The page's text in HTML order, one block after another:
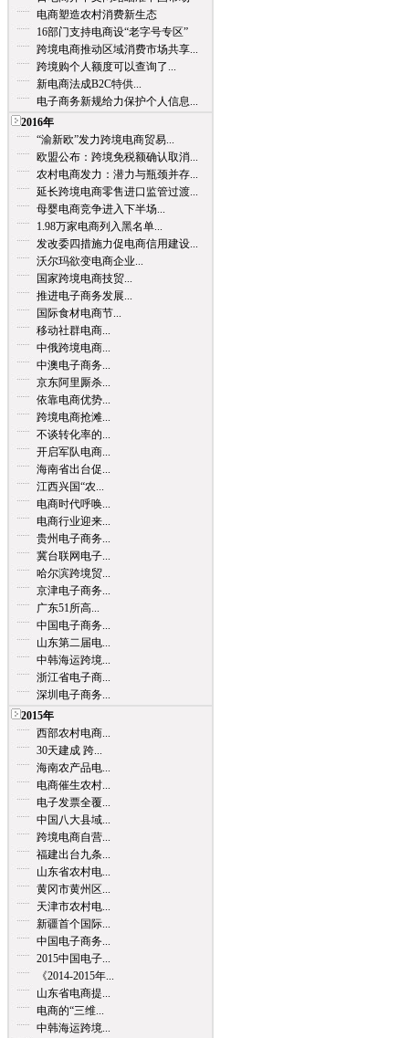
电商塑造农村消费新生态
16部门支持电商设“老字号专区”
跨境电商推动区域消费市场共享...
跨境购个人额度可以查询了...
新电商法成B2C特供...
电子商务新规给力保护个人信息...
2016年
“渝新欧”发力跨境电商贸易...
欧盟公布：跨境免税额确认取消...
农村电商发力：潜力与瓶颈并存...
延长跨境电商零售进口监管过渡...
母婴电商竞争进入下半场...
1.98万家电商列入黑名单...
发改委四措施力促电商信用建设...
沃尔玛欲变电商企业...
国家跨境电商技贸...
推进电子商务发展...
国际食材电商节...
移动社群电商...
中俄跨境电商...
中澳电子商务...
京东阿里厮杀...
依靠电商优势...
跨境电商抢滩...
不谈转化率的...
开启军队电商...
海南省出台促...
江西兴国“农...
电商时代呼唤...
电商行业迎来...
贵州电子商务...
冀台联网电子...
哈尔滨跨境贸...
京津电子商务...
广东51所高...
中国电子商务...
山东第二届电...
中韩海运跨境...
浙江省电子商...
深圳电子商务...
2015年
西部农村电商...
30天建成 跨...
海南农产品电...
电商催生农村...
电子发票全覆...
中国八大县域...
跨境电商自营...
福建出台九条...
山东省农村电...
黄冈市黄州区...
天津市农村电...
新疆首个国际...
中国电子商务...
2015中国电子...
《2014-2015年...
山东省电商提...
电商的“三维...
中韩海运跨境...